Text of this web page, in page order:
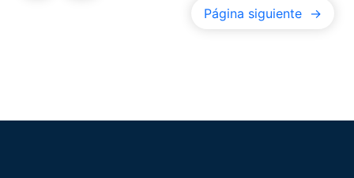
Página siguiente →